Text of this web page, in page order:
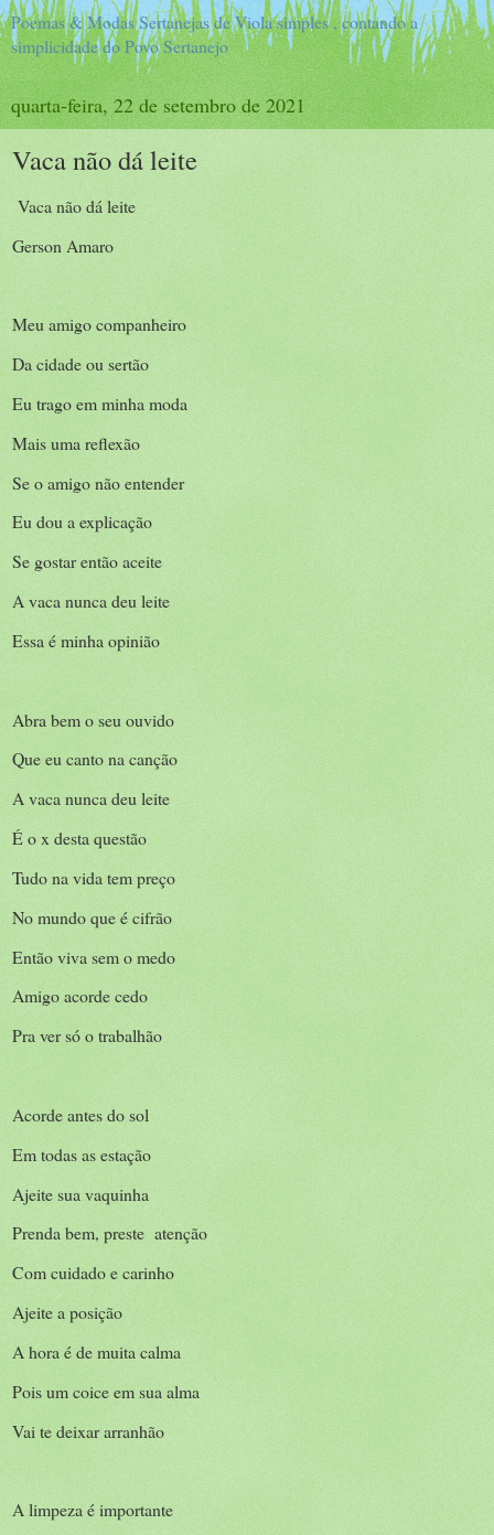
Poemas & Modas Sertanejas de Viola simples , contando a
simplicidade do Povo Sertanejo
quarta-feira, 22 de setembro de 2021
Vaca não dá leite
Vaca não dá leite
Gerson Amaro
Meu amigo companheiro
Da cidade ou sertão
Eu trago em minha moda
Mais uma reflexão
Se o amigo não entender
Eu dou a explicação
Se gostar então aceite
A vaca nunca deu leite
Essa é minha opinião
Abra bem o seu ouvido
Que eu canto na canção
A vaca nunca deu leite
É o x desta questão
Tudo na vida tem preço
No mundo que é cifrão
Então viva sem o medo
Amigo acorde cedo
Pra ver só o trabalhão
Acorde antes do sol
Em todas as estação
Ajeite sua vaquinha
Prenda bem, preste atenção
Com cuidado e carinho
Ajeite a posição
A hora é de muita calma
Pois um coice em sua alma
Vai te deixar arranhão
A limpeza é importante